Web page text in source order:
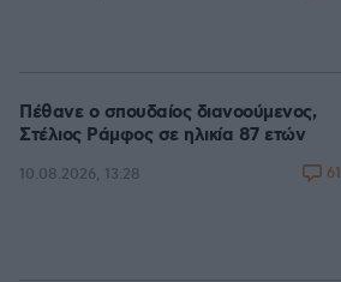
Πέθανε ο σπουδαίος διανοούμενος,
Στέλιος Ράμφος σε ηλικία 87 ετών
10.08.2026, 13:28 61